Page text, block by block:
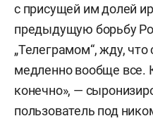
с присущей им долей
предыдущую борьбу
„Телеграмом“, жду, что
медленно вообще все.
конечно», —
пользователь под